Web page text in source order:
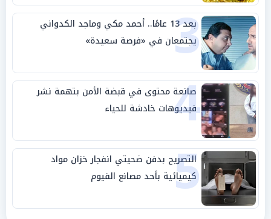
3 بعد 13 عامًا.. أحمد مكي وماجد الكدواني
يجتمعان في «فرصة سعيدة»
4
صانعة محتوى في قبضة الأمن بتهمة نشر
فيديوهات خادشة للحياء
5
التصريح بدفن ضحيتي انفجار خزان مواد
كيميائية بأحد مصانع الفيوم